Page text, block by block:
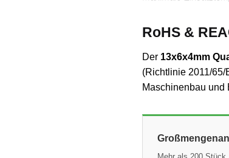
RoHS &
Der 13x6x4mm
(Richtlinie 2011/65/
Maschinenbau und